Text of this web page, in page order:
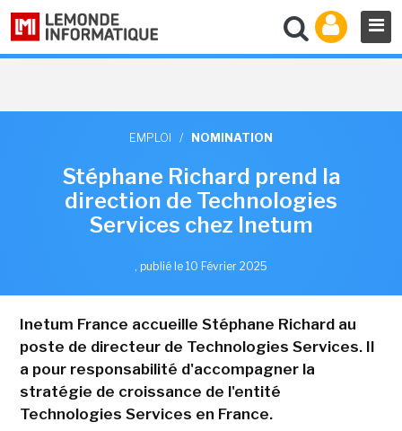
EMPLOI / NOMINATION
Stéphane Richard prend la
direction de Technologies
Services chez Inetum
, publié le 10 Février 2025
Inetum France accueille Stéphane Richard au
poste de directeur de Technologies Services. Il
a pour responsabilité d'accompagner la
stratégie de croissance de l'entité
Technologies Services en France.